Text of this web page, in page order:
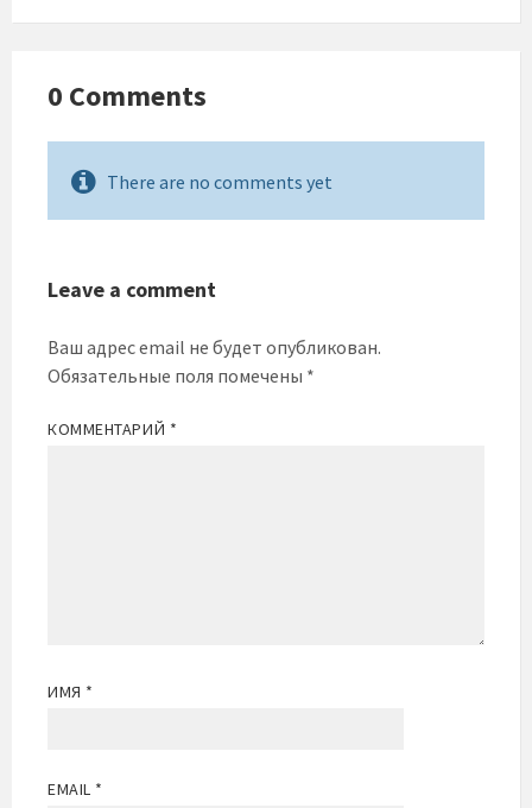
0 Comments
There are no comments yet
Leave a comment
Ваш адрес email не будет опубликован.
Обязательные поля помечены *
КОММЕНТАРИЙ *
ИМЯ *
EMAIL *